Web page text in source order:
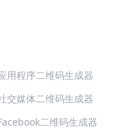
用程序二维码生成器
交媒体二维码生成器
二维码生成器